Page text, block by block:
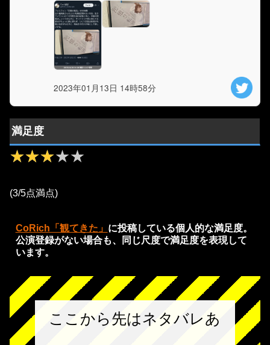
2023年01月13日 14時58分
満足度
★★★★★
★★★★★
(3/5点満点)
CoRich「観てきた」 に投稿している個人的な満足度。
公演登録がない場合も、同じ尺度で満足度を表現して
います。
ここから先はネタバレあ